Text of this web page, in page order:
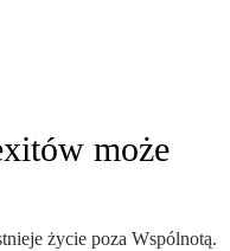
może
życie poza Wspólnotą.